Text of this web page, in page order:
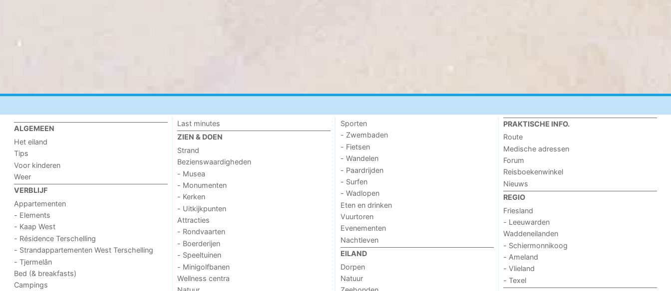
ALGEMEEN
Het eiland
Tips
Voor kinderen
Weer
VERBLIJF
Appartementen
- Elements
- Kaap West
- Résidence Terschelling
- Strandappartementen West Terschelling
- Tjermelân
Bed (& breakfasts)
Campings
Last minutes
ZIEN & DOEN
Strand
Bezienswaardigheden
- Musea
- Monumenten
- Kerken
- Uitkijkpunten
Attracties
- Rondvaarten
- Boerderijen
- Speeltuinen
- Minigolfbanen
Wellness centra
Sporten
- Zwembaden
- Fietsen
- Wandelen
- Paardrijden
- Surfen
- Wadlopen
Eten en drinken
Vuurtoren
Evenementen
Nachtleven
EILAND
Dorpen
Natuur
PRAKTISCHE INFO.
Route
Medische adressen
Forum
Reisboekenwinkel
Nieuws
REGIO
Friesland
- Leeuwarden
Waddeneilanden
- Schiermonnikoog
- Ameland
- Vlieland
- Texel